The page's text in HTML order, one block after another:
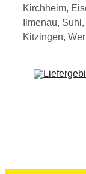
Kirchheim,
Ilmenau,
Kitzingen,